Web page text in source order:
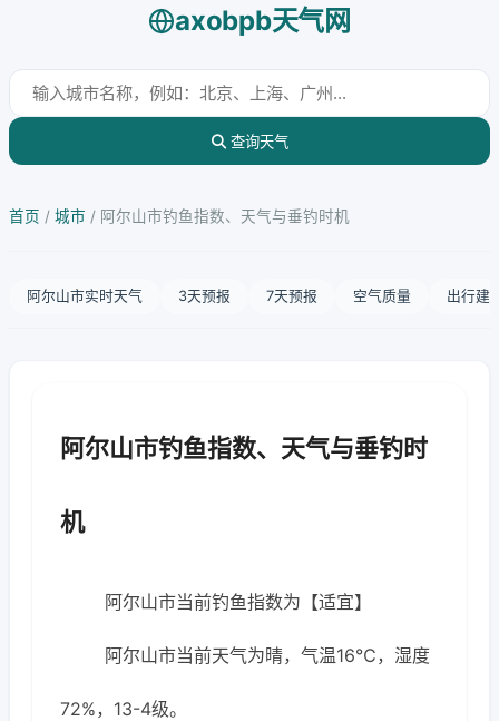
axobpb天气网
查询天气
首页 / 城市 / 阿尔山市钓鱼指数、天气与垂钓时机
阿尔山市实时天气 3天预报 7天预报 空气质量 出行建
阿尔山市钓鱼指数、天气与垂钓时
机
阿尔山市当前钓鱼指数为【适宜】
阿尔山市当前天气为晴，气温16℃，湿度
72%，13-4级。